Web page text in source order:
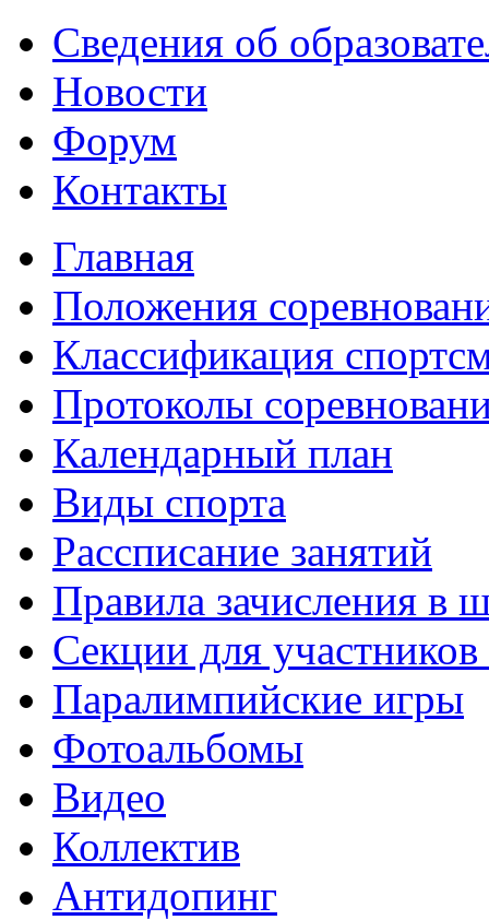
Сведения об
Новости
Форум
Контакты
Главная
Положения
Классификация
Протоколы
Календарный план
Виды спорта
Рассписание занятий
Правила зачисления в
Секции для
Паралимпийские игры
Фотоальбомы
Видео
Коллектив
Антидопинг